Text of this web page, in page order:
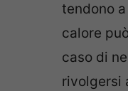
tendono
calore
caso di
rivolgersi